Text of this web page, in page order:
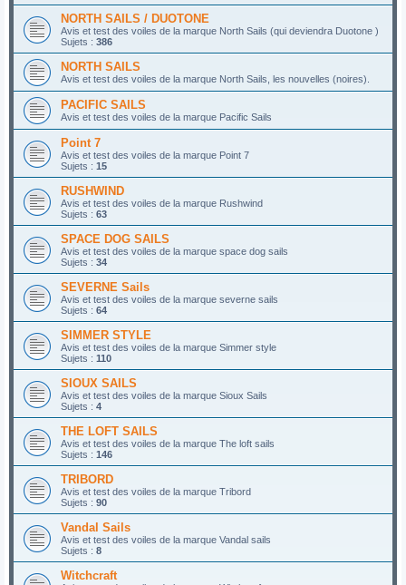
NORTH SAILS / DUOTONE
Avis et test des voiles de la marque North Sails (qui deviendra Duotone )
Sujets : 386
NORTH SAILS
Avis et test des voiles de la marque North Sails, les nouvelles (noires).
PACIFIC SAILS
Avis et test des voiles de la marque Pacific Sails
Point 7
Avis et test des voiles de la marque Point 7
Sujets : 15
RUSHWIND
Avis et test des voiles de la marque Rushwind
Sujets : 63
SPACE DOG SAILS
Avis et test des voiles de la marque space dog sails
Sujets : 34
SEVERNE Sails
Avis et test des voiles de la marque severne sails
Sujets : 64
SIMMER STYLE
Avis et test des voiles de la marque Simmer style
Sujets : 110
SIOUX SAILS
Avis et test des voiles de la marque Sioux Sails
Sujets : 4
THE LOFT SAILS
Avis et test des voiles de la marque The loft sails
Sujets : 146
TRIBORD
Avis et test des voiles de la marque Tribord
Sujets : 90
Vandal Sails
Avis et test des voiles de la marque Vandal sails
Sujets : 8
Witchcraft